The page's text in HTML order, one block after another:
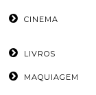
CINEMA
LIVROS
MAQUIAGEM